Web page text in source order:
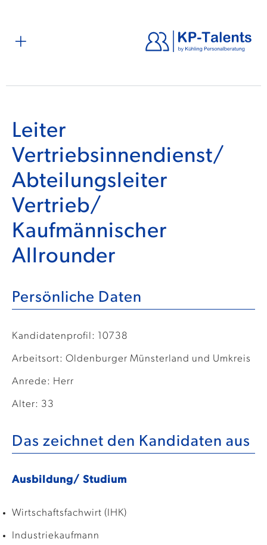
Leiter
Vertriebsinnendienst/
Abteilungsleiter
Vertrieb/
Kaufmännischer
Allrounder
Persönliche Daten
Kandidatenprofil: 10738
Arbeitsort: Oldenburger Münsterland und Umkreis
Anrede: Herr
Alter: 33
Das zeichnet den Kandidaten aus
Ausbildung/ Studium
Wirtschaftsfachwirt (IHK)
Industriekaufmann